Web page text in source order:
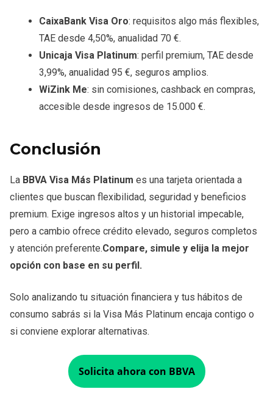
CaixaBank Visa Oro: requisitos algo más flexibles,
TAE desde 4,50%, anualidad 70 €.
Unicaja Visa Platinum: perfil premium, TAE desde
3,99%, anualidad 95 €, seguros amplios.
WiZink Me: sin comisiones, cashback en compras,
accesible desde ingresos de 15.000 €.
Conclusión
La BBVA Visa Más Platinum es una tarjeta orientada a
clientes que buscan flexibilidad, seguridad y beneficios
premium. Exige ingresos altos y un historial impecable,
pero a cambio ofrece crédito elevado, seguros completos
y atención preferente.Compare, simule y elija la mejor
opción con base en su perfil.
Solo analizando tu situación financiera y tus hábitos de
consumo sabrás si la Visa Más Platinum encaja contigo o
si conviene explorar alternativas.
Solicita ahora con BBVA